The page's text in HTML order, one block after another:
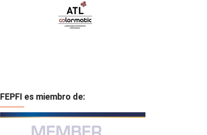
FEPFI es miembro de: